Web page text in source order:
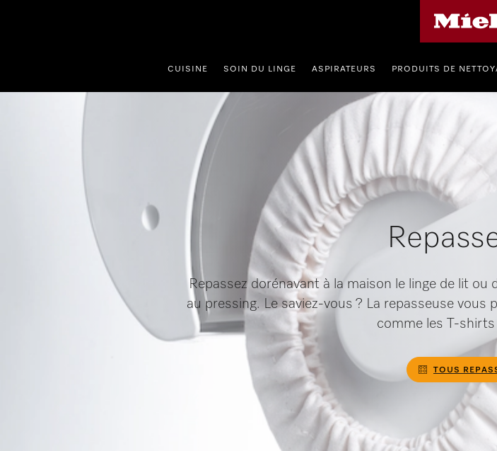
CUISINE SOIN DU LINGE ASPIRATEURS PRODUITS DE
Repassez dorénavant à la maison le linge de lit
au pressing. Le saviez-vous ? La repasseuse
comme les T-shirts
TOUS